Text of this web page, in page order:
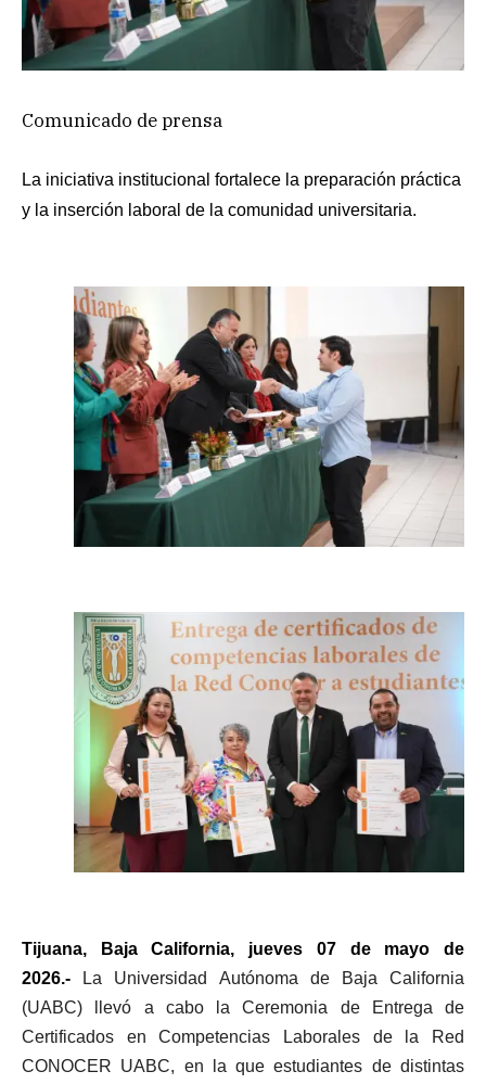
Comunicado de prensa
La iniciativa institucional fortalece la preparación práctica
y la inserción laboral de la comunidad universitaria.
Tijuana, Baja California, jueves 07 de mayo de
2026.-
La Universidad Autónoma de Baja California
(UABC) llevó a cabo la Ceremonia de Entrega de
Certificados en Competencias Laborales de la Red
CONOCER UABC, en la que estudiantes de distintas